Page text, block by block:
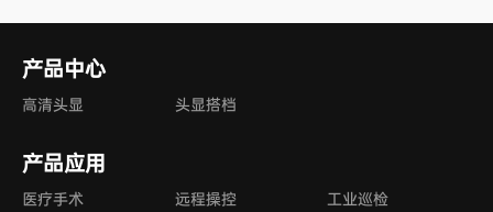
产品中心
高清头显 头显搭档
产品应用
医疗手术 远程操控
工业巡检